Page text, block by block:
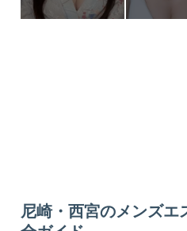
尼崎・西宮のメンズエ